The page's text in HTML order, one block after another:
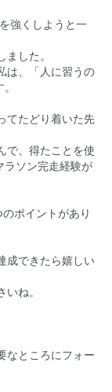
強くしようと一
した。
は、「人に習うの
てたどり着いた先
で、得たことを使
ラソン完走経験が
ポイントがあり
成できたら嬉しい
ね。
なところにフォー